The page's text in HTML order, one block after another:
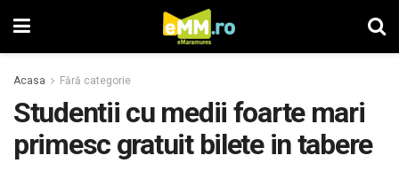
Acasa Fără categorie
Studentii cu medii foarte mari
primesc gratuit bilete in tabere